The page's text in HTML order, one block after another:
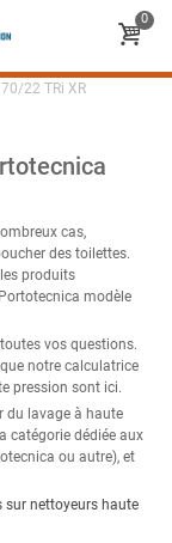
0
22 TRi XR
cas,
des toilettes.
produits
modèle
vos questions.
notre calculatrice
pression sont ici.
du lavage à haute
catégorie dédiée aux
ou autre), et
sur nettoyeurs haute